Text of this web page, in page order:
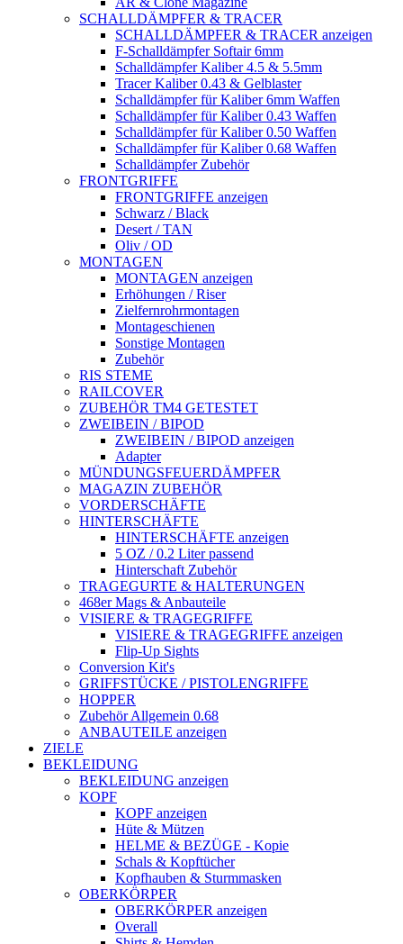
SCHALLDÄMPFER & TRACER
SCHALLDÄMPFER & TRACER anzeigen
F-Schalldämpfer Softair 6mm
Schalldämpfer Kaliber 4.5 & 5.5mm
Tracer Kaliber 0.43 & Gelblaster
Schalldämpfer für Kaliber 6mm Waffen
Schalldämpfer für Kaliber 0.43 Waffen
Schalldämpfer für Kaliber 0.50 Waffen
Schalldämpfer für Kaliber 0.68 Waffen
Schalldämpfer Zubehör
FRONTGRIFFE
FRONTGRIFFE anzeigen
Schwarz / Black
Desert / TAN
Oliv / OD
MONTAGEN
MONTAGEN anzeigen
Erhöhungen / Riser
Zielfernrohrmontagen
Montageschienen
Sonstige Montagen
Zubehör
RIS STEME
RAILCOVER
ZUBEHÖR TM4 GETESTET
ZWEIBEIN / BIPOD
ZWEIBEIN / BIPOD anzeigen
Adapter
MÜNDUNGSFEUERDÄMPFER
MAGAZIN ZUBEHÖR
VORDERSCHÄFTE
HINTERSCHÄFTE
HINTERSCHÄFTE anzeigen
5 OZ / 0.2 Liter passend
Hinterschaft Zubehör
TRAGEGURTE & HALTERUNGEN
468er Mags & Anbauteile
VISIERE & TRAGEGRIFFE
VISIERE & TRAGEGRIFFE anzeigen
Flip-Up Sights
Conversion Kit's
GRIFFSTÜCKE / PISTOLENGRIFFE
HOPPER
Zubehör Allgemein 0.68
ANBAUTEILE anzeigen
ZIELE
BEKLEIDUNG
BEKLEIDUNG anzeigen
KOPF
KOPF anzeigen
Hüte & Mützen
HELME & BEZÜGE - Kopie
Schals & Kopftücher
Kopfhauben & Sturmmasken
OBERKÖRPER
OBERKÖRPER anzeigen
Overall